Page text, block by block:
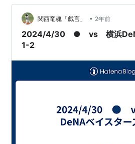
一番堪える。 開幕前から言うてき
んな意識で、どんな内容の練習をや
ぺん首脳陣に問うてみたいわ。 さ
た梅津やったけど、今日はまずまず
関西竜魂「戯言」 • 2年前
2024/4/30 ● vs 横浜
1-2